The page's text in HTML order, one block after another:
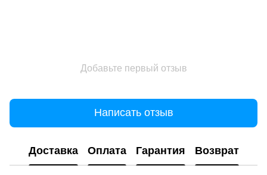
Добавьте первый отзыв
Написать отзыв
Доставка Оплата Гарантия Возврат